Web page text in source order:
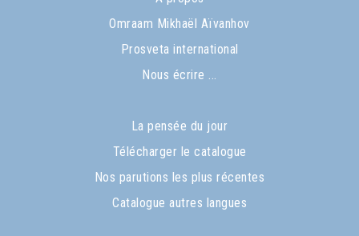
Omraam Mikhaël Aïvanhov
Prosveta international
Nous écrire ...
La pensée du jour
Télécharger le catalogue
Nos parutions les plus récentes
Catalogue autres langues